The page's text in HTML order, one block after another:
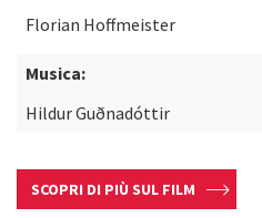
Florian Hoffmeister
Musica:
Hildur Guðnadóttir
SCOPRI DI PIÙ SUL FILM